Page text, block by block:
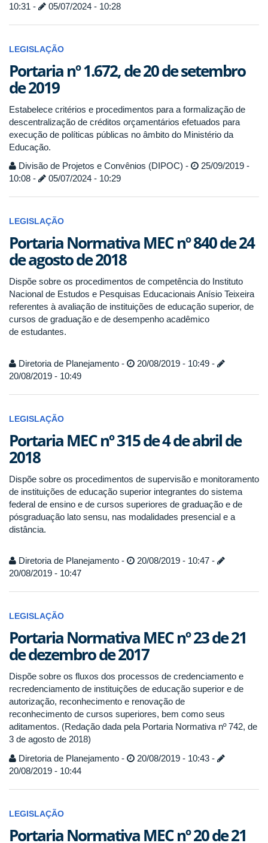
10:31 -
05/07/2024 - 10:28
LEGISLAÇÃO
Portaria nº 1.672, de 20 de setembro
de 2019
Estabelece critérios e procedimentos para a formalização de
descentralização de créditos orçamentários efetuados para
execução de políticas públicas no âmbito do Ministério da
Educação.
Divisão de Projetos e Convênios (DIPOC) -
25/09/2019 -
10:08 -
05/07/2024 - 10:29
LEGISLAÇÃO
Portaria Normativa MEC nº 840 de 24
de agosto de 2018
Dispõe sobre os procedimentos de competência do Instituto
Nacional de Estudos e Pesquisas Educacionais Anísio Teixeira
referentes à avaliação de instituições de educação superior, de
cursos de graduação e de desempenho acadêmico
de estudantes.
Diretoria de Planejamento -
20/08/2019 - 10:49 -
20/08/2019 - 10:49
LEGISLAÇÃO
Portaria MEC nº 315 de 4 de abril de
2018
Dispõe sobre os procedimentos de supervisão e monitoramento
de instituições de educação superior integrantes do sistema
federal de ensino e de cursos superiores de graduação e de
pósgraduação lato sensu, nas modalidades presencial e a
distância.
Diretoria de Planejamento -
20/08/2019 - 10:47 -
20/08/2019 - 10:47
LEGISLAÇÃO
Portaria Normativa MEC nº 23 de 21
de dezembro de 2017
Dispõe sobre os fluxos dos processos de credenciamento e
recredenciamento de instituições de educação superior e de
autorização, reconhecimento e renovação de
reconhecimento de cursos superiores, bem como seus
aditamentos. (Redação dada pela Portaria Normativa nº 742, de
3 de agosto de 2018)
Diretoria de Planejamento -
20/08/2019 - 10:43 -
20/08/2019 - 10:44
LEGISLAÇÃO
Portaria Normativa MEC nº 20 de 21